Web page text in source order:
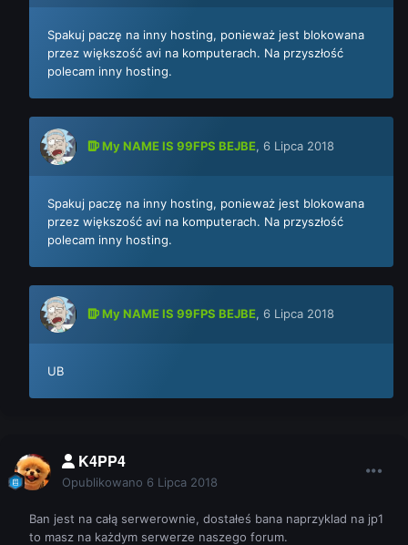
Spakuj paczę na inny hosting, ponieważ jest blokowana
przez większość avi na komputerach. Na przyszłość
polecam inny hosting.
My NAME IS 99FPS BEJBE, 6 Lipca 2018
Spakuj paczę na inny hosting, ponieważ jest blokowana
przez większość avi na komputerach. Na przyszłość
polecam inny hosting.
My NAME IS 99FPS BEJBE, 6 Lipca 2018
UB
K4PP4
Opublikowano 6 Lipca 2018
Ban jest na całą serwerownie, dostałeś bana naprzyklad na jp1
to masz na każdym serwerze naszego forum.